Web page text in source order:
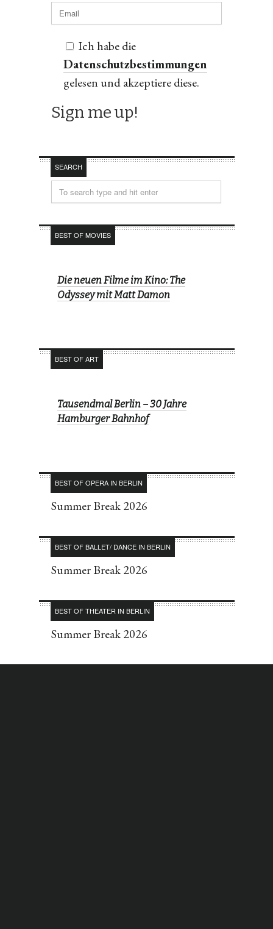
Ich habe die
Datenschutzbestimmungen
gelesen und akzeptiere diese.
SEARCH
BEST OF MOVIES
Die neuen Filme im Kino: The
Odyssey mit Matt Damon
BEST OF ART
Tausendmal Berlin – 30 Jahre
Hamburger Bahnhof
BEST OF OPERA IN BERLIN
Summer Break 2026
BEST OF BALLET/ DANCE IN BERLIN
Summer Break 2026
BEST OF THEATER IN BERLIN
Summer Break 2026